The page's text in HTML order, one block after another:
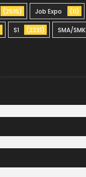
(2515) Job Expo (11)
S1 (2231) SMA/SMK